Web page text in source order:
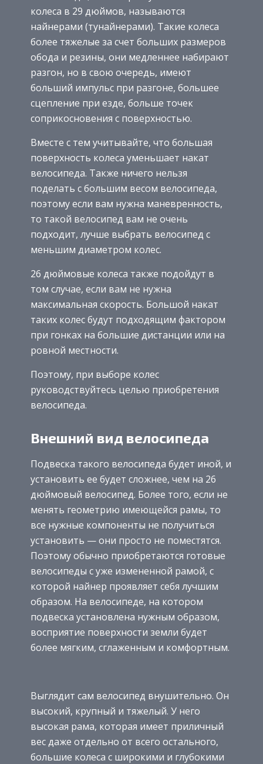
колеса в 29 дюймов, называются
найнерами (тунайнерами). Такие колеса
более тяжелые за счет больших размеров
обода и резины, они медленнее набирают
разгон, но в свою очередь, имеют
больший импульс при разгоне, большее
сцепление при езде, больше точек
соприкосновения с поверхностью.
Вместе с тем учитывайте, что большая
поверхность колеса уменьшает накат
велосипеда. Также ничего нельзя
поделать с большим весом велосипеда,
поэтому если вам нужна маневренность,
то такой велосипед вам не очень
подходит, лучше выбрать велосипед с
меньшим диаметром колес.
26 дюймовые колеса также подойдут в
том случае, если вам не нужна
максимальная скорость. Большой накат
таких колес будут подходящим фактором
при гонках на большие дистанции или на
ровной местности.
Поэтому, при выборе колес
руководствуйтесь целью приобретения
велосипеда.
Внешний вид велосипеда
Подвеска такого велосипеда будет иной, и
установить ее будет сложнее, чем на 26
дюймовый велосипед. Более того, если не
менять геометрию имеющейся рамы, то
все нужные компоненты не получиться
установить — они просто не поместятся.
Поэтому обычно приобретаются готовые
велосипеды с уже измененной рамой, с
которой найнер проявляет себя лучшим
образом. На велосипеде, на котором
подвеска установлена нужным образом,
восприятие поверхности земли будет
более мягким, сглаженным и комфортным.
Выглядит сам велосипед внушительно. Он
высокий, крупный и тяжелый. У него
высокая рама, которая имеет приличный
вес даже отдельно от всего остального,
большие колеса с широкими и глубокими